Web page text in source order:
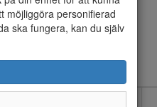
Syntet
möjliggöra personifierad
ska fungera, kan du själv